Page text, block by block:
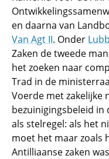
en daarna van
Van Agt II. Onder
Zaken de tweede
het zoeken naar
Trad in de
Voerde met
bezuinigingsbeleid in
als stelregel: als het
moet het maar zoals
Antilliaanse zaken